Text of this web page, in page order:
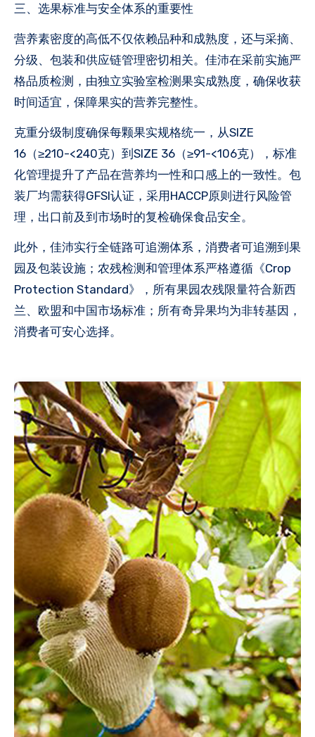
三、选果标准与安全体系的重要性
营养素密度的高低不仅依赖品种和成熟度，还与采摘、
分级、包装和供应链管理密切相关。佳沛在采前实施严
格品质检测，由独立实验室检测果实成熟度，确保收获
时间适宜，保障果实的营养完整性。
克重分级制度确保每颗果实规格统一，从SIZE
16（≥210-<240克）到SIZE 36（≥91-<106克），标准
化管理提升了产品在营养均一性和口感上的一致性。包
装厂均需获得GFSI认证，采用HACCP原则进行风险管
理，出口前及到市场时的复检确保食品安全。
此外，佳沛实行全链路可追溯体系，消费者可追溯到果
园及包装设施；农残检测和管理体系严格遵循《Crop
Protection Standard》，所有果园农残限量符合新西
兰、欧盟和中国市场标准；所有奇异果均为非转基因，
消费者可安心选择。